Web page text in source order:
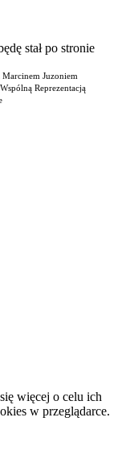
stał po stronie
Marcinem Juzoniem
Reprezentacją
więcej o celu ich
w przeglądarce.